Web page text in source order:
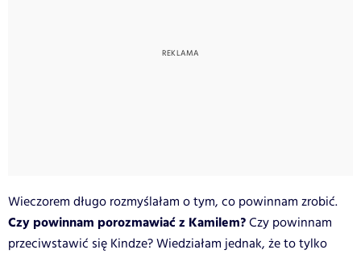
Wieczorem długo rozmyślałam o tym, co powinnam zrobić.
Czy powinnam porozmawiać z Kamilem?Czy powinnam
przeciwstawić się Kindze? Wiedziałam jednak, że to tylko